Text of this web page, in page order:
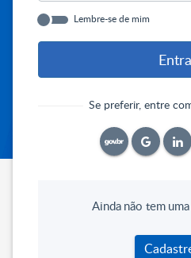
Lembre-se de mim
Se preferir, entre
Ainda não tem